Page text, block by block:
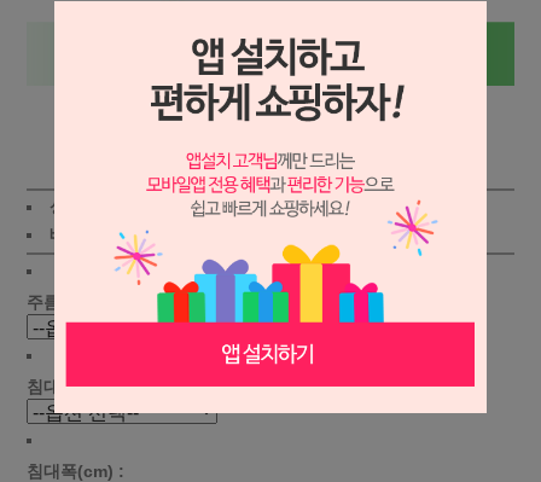
상세보기
상품가 : 52,800원적립금:400원
배송비 :
주름선택 :
침대길이(cm) :
침대폭(cm) :